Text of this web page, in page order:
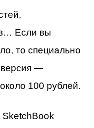
Если вы
то специально
версия —
100 рублей.